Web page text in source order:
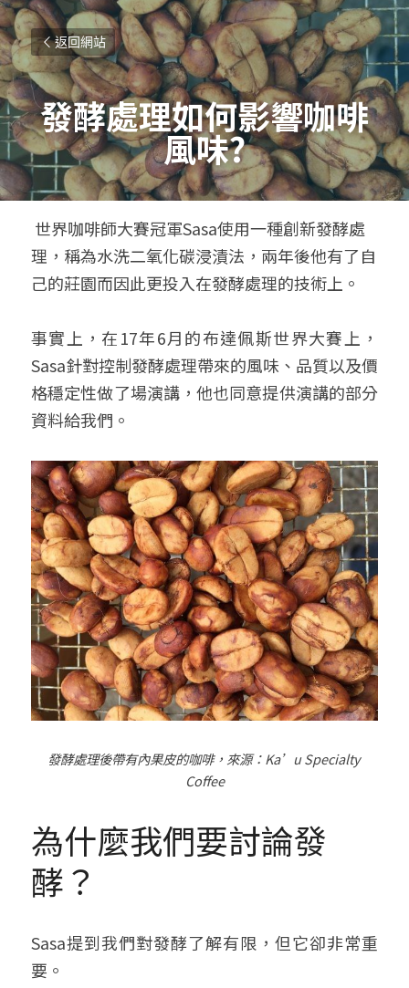
返回網站
發酵處理如何影響咖啡
風味?
理，稱為水洗二氧化碳浸漬法，兩年後他有了自
己的莊園而因此更投入在發酵處理的技術上。
事實上，在17年6月的布達佩斯世界大賽上，
Sasa針對控制發酵處理帶來的風味、品質以及價
格穩定性做了場演講，他也同意提供演講的部分
資料給我們。
發酵處理後帶有內果皮的咖啡，來源：Ka’u Specialty
Coffee
為什麼我們要討論發
酵？
Sasa提到我們對發酵了解有限，但它卻非常重
要。